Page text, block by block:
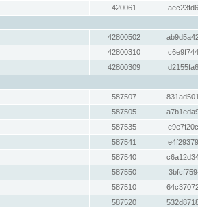
420061
42800502
42800310
42800309
587507
587505
587535
587541
587540
587550
587510
587520